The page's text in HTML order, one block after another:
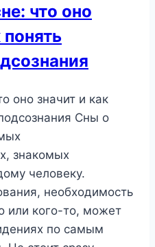
что оно
понять
оно значит и как
Сны о
знакомых
человеку.
необходимость
или кого-то, может
по самым